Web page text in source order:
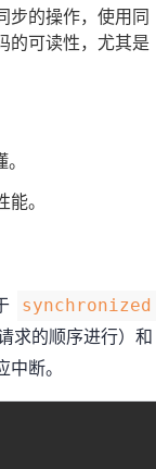
步的操作，使用同
的可读性，尤其是
。
synchronized
求的顺序进行）和
断。